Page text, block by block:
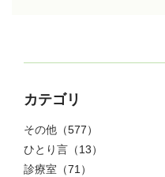
カテゴリ
その他 （577）
ひとり言 （13）
診療室 （71）